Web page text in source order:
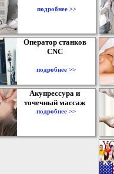
подробнее >>
Оператор станков
CNC
подробнее >>
Акупрессура и
точечный массаж
подробнее >>